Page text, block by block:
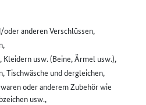
anderen Verschlüssen,
Kleidern usw. (Beine, Ärmel usw.),
Tischwäsche und dergleichen,
oder anderem Zubehör wie
usw.,